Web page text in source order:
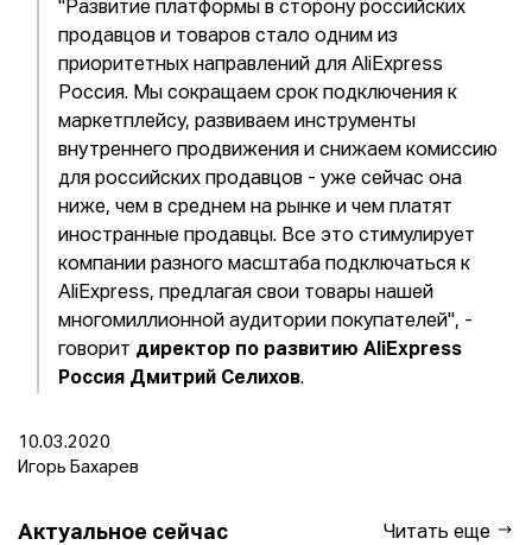
"Развитие платформы в сторону российских
продавцов и товаров стало одним из
приоритетных направлений для AliExpress
Россия. Мы сокращаем срок подключения к
маркетплейсу, развиваем инструменты
внутреннего продвижения и снижаем комиссию
для российских продавцов - уже сейчас она
ниже, чем в среднем на рынке и чем платят
иностранные продавцы. Все это стимулирует
компании разного масштаба подключаться к
AliExpress, предлагая свои товары нашей
многомиллионной аудитории покупателей", -
говорит директор по развитию AliExpress
Россия Дмитрий Селихов.
10.03.2020
Игорь Бахарев
Актуальное сейчас Читать еще